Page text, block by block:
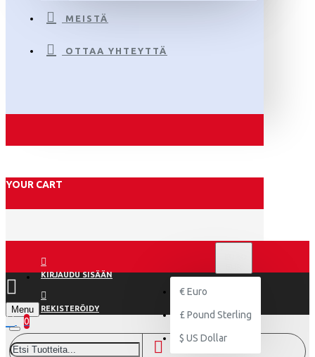
MEISTÄ
OTTAA YHTEYTTÄ
YOUR CART
KIRJAUDU SISÄÄN
REKISTERÖIDY
€ Euro
£ Pound Sterling
$ US Dollar
Menu
0